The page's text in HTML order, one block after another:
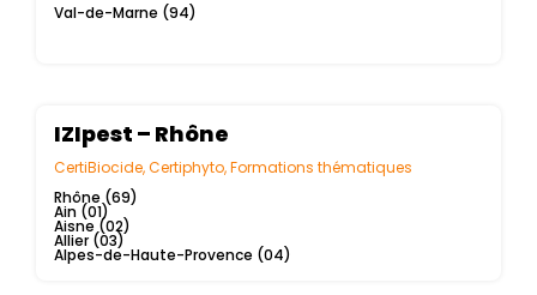
Val-de-Marne (94)
IZIpest – Rhône
CertiBiocide,Certiphyto,Formations thématiques
Rhône (69)
Ain (01)
Aisne (02)
Allier (03)
Alpes-de-Haute-Provence (04)